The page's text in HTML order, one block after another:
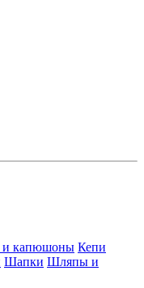
и капюшоны Кепи
Шапки Шляпы и